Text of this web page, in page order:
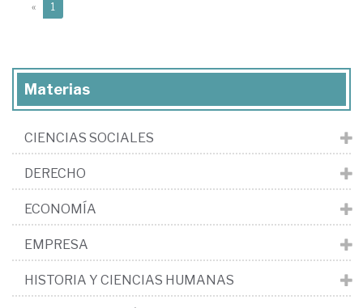
« 1
Materias
CIENCIAS SOCIALES
DERECHO
ECONOMÍA
EMPRESA
HISTORIA Y CIENCIAS HUMANAS